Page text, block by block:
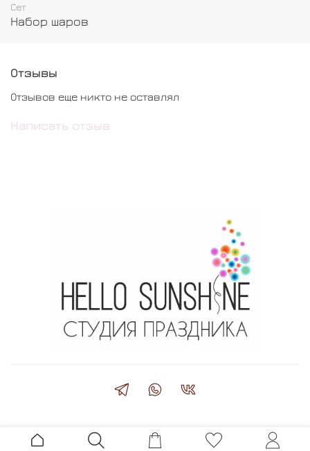
Фольгированный Мяч - 1 шт
Сет
Набор шаров
Отзывы
Отзывов еще никто не оставлял
Написать отзыв